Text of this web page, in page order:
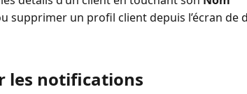
supprimer un profil client depuis l’écran de
les notifications